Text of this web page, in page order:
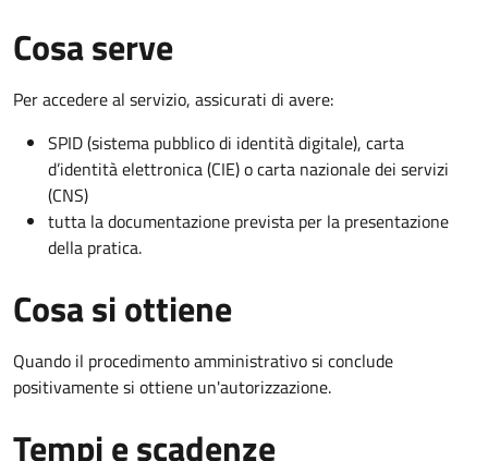
Cosa serve
Per accedere al servizio, assicurati di avere:
SPID (sistema pubblico di identità digitale), carta
d’identità elettronica (CIE) o carta nazionale dei servizi
(CNS)
tutta la documentazione prevista per la presentazione
della pratica.
Cosa si ottiene
Quando il procedimento amministrativo si conclude
positivamente si ottiene un'autorizzazione.
Tempi e scadenze